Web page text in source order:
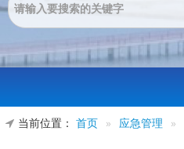
当前位置： 首页 » 应急管理 »